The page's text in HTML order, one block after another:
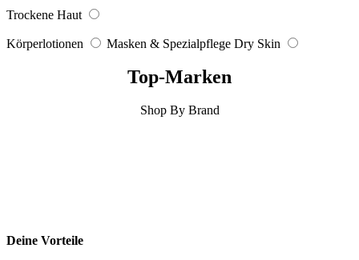
Trockene Haut
Körperlotionen Masken & Spezialpflege Dry Skin
Top-Marken
Shop By Brand
Deine Vorteile